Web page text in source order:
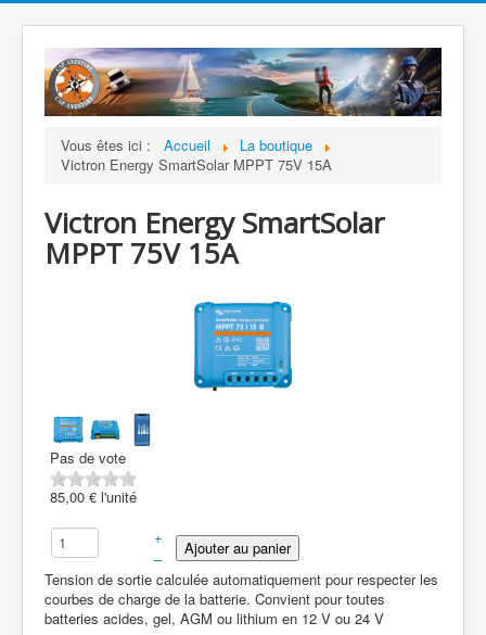
Vous êtes ici : Accueil
La boutique
Victron Energy SmartSolar MPPT 75V 15A
Victron Energy SmartSolar
MPPT 75V 15A
Pas de vote
85,00 € l'unité
+
–
Tension de sortie calculée automatiquement pour respecter les
courbes de charge de la batterie. Convient pour toutes
batteries acides, gel, AGM ou lithium en 12 V ou 24 V